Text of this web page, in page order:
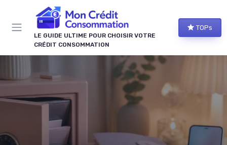
LE GUIDE ULTIME POUR CHOISIR VOTRE
CRÉDIT CONSOMMATION
TOPs
Panneau de gestion des cookies